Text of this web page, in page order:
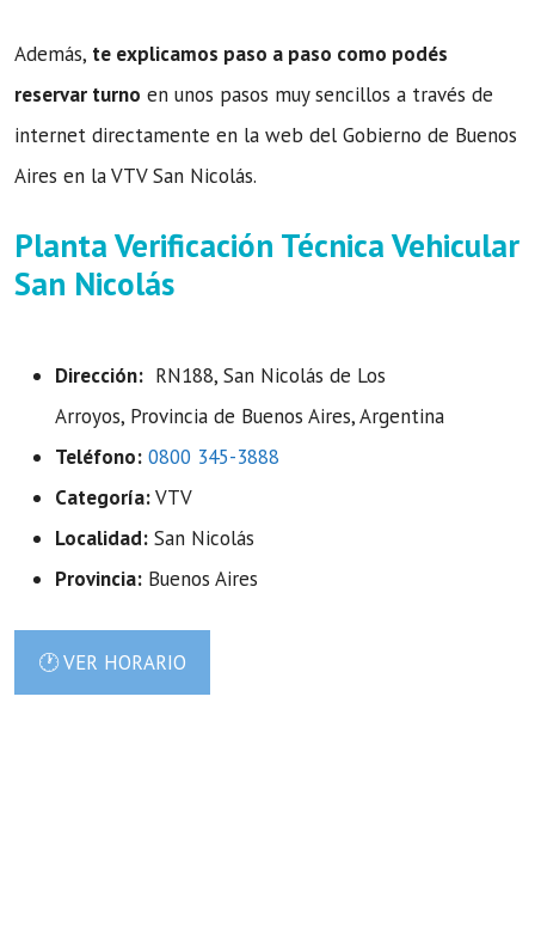
Además, te explicamos paso a paso como podés
reservar turno en unos pasos muy sencillos a través de
internet directamente en la web del Gobierno de Buenos
Aires en la VTV San Nicolás.
Planta Verificación Técnica Vehicular
San Nicolás
Dirección: RN188, San Nicolás de Los
Arroyos, Provincia de Buenos Aires, Argentina
Teléfono: 0800 345-3888
Categoría:VTV
Localidad: San Nicolás
Provincia: Buenos Aires
🕐 VER HORARIO